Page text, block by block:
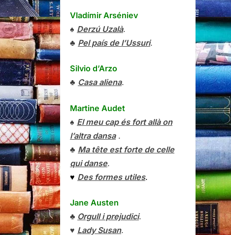
Vladímir Arséniev
♠ Derzú Uzalà.
♣ Pel país de l’Ussuri.
Silvio d’Arzo
♣ Casa aliena.
Martine Audet
♠ El meu cap és fort allà on
l’altra dansa.
♣ Ma tête est forte de celle
qui danse.
♥ Des formes utiles.
Jane Austen
♣ Orgull i prejudici.
♥ Lady Susan.